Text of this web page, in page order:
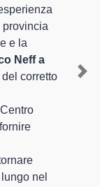
provincia
e la
Neff a
corretto
nel